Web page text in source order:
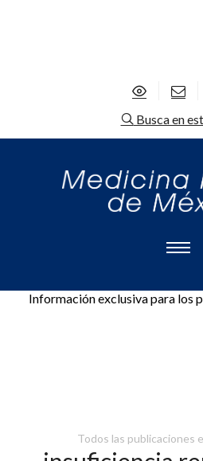
Busca en
Información exclusiva para los
Todos las publicaciones